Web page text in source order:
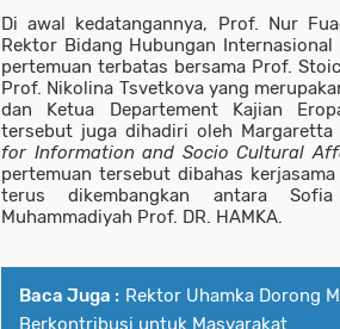
Di awal kedatangannya, Prof. Nur
Rektor Bidang Hubungan
pertemuan terbatas bersama Prof.
Prof. Nikolina Tsvetkova yang
dan Ketua Departement Kajian
tersebut juga dihadiri oleh
for Information and Socio Cultural
pertemuan tersebut dibahas
terus dikembangkan antara
Muhammadiyah Prof. DR. HAMKA.
Baca Juga : Rektor Uhamka Dorong
Berkontribusi untuk Masyarakat